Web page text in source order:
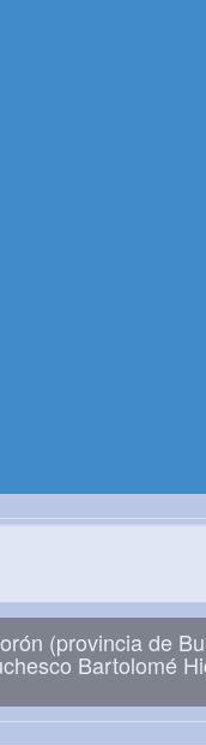
(provincia de
Bartolomé